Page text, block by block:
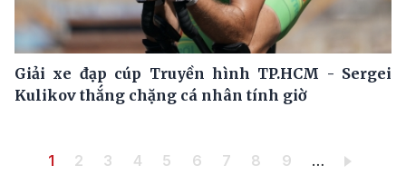
Giải xe đạp cúp Truyền hình TP.HCM - Sergei
Kulikov thắng chặng cá nhân tính giờ
Pagination
Trang hiện thời
1 Trang
2 Trang
3 Trang
4 Trang
5 Trang
6 Trang
7 Trang
8 Trang
9 …